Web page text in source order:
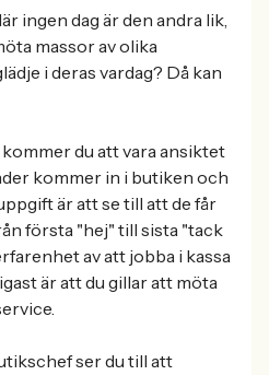
ingen dag är den andra lik,
massor av olika
i deras vardag? Då kan
du att vara ansiktet
kommer in i butiken och
är att se till att de får
första "hej" till sista "tack
av att jobba i kassa
är att du gillar att möta
ser du till att